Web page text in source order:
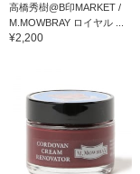
高橋秀樹@B印MARKET /
M.MOWBRAY ロイヤル ...
¥2,200